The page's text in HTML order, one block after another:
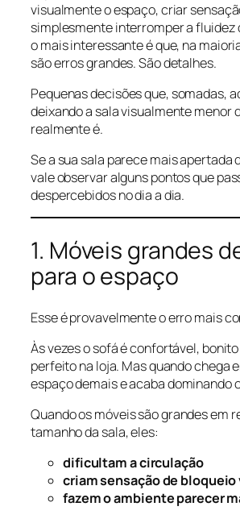
visualmente o espaço, criar
simplesmente interromper a fluidez
o mais interessante é que, na
são erros grandes. São detalhes.
Pequenas decisões que, somadas,
deixando a sala visualmente menor
realmente é.
Se a sua sala parece mais apertada
vale observar alguns pontos que
despercebidos no dia a dia.
1. Móveis grandes
para o espaço
Esse é provavelmente o erro mais
Às vezes o sofá é confortável,
perfeito na loja. Mas quando chega
espaço demais e acaba dominando
Quando os móveis são grandes em
tamanho da sala, eles:
dificultam a circulação
criam sensação de bloqueio
fazem o ambiente parecer